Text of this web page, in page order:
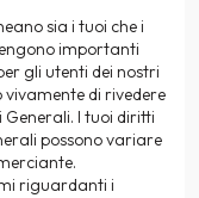
sia i tuoi che i
importanti
gli utenti dei nostri
di rivedere
I tuoi diritti
possono variare
riguardanti i